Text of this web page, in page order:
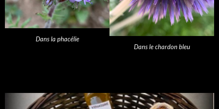
Dans la phacélie
Dans le chardon bleu